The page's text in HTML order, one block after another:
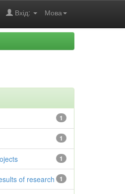
Мова
Вхід:
1
1
1
1
of research